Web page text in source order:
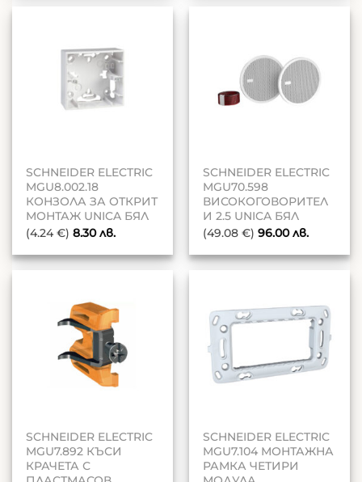
SCHNEIDER ELECTRIC
MGU8.002.18
КОНЗОЛА ЗА ОТКРИТ
МОНТАЖ UNICA БЯЛ
(4.24 €) 8.30лв.
SCHNEIDER ELECTRIC
MGU70.598
ВИСОКОГОВОРИТЕЛ
И 2.5 UNICA БЯЛ
(49.08 €) 96.00лв.
SCHNEIDER ELECTRIC
MGU7.892 КЪСИ
КРАЧЕТА С
SCHNEIDER ELECTRIC
MGU7.104 МОНТАЖНА
РАМКА ЧЕТИРИ